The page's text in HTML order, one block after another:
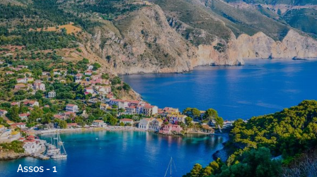
Assos - 1